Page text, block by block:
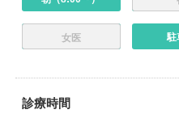
女医 駐
診療時間